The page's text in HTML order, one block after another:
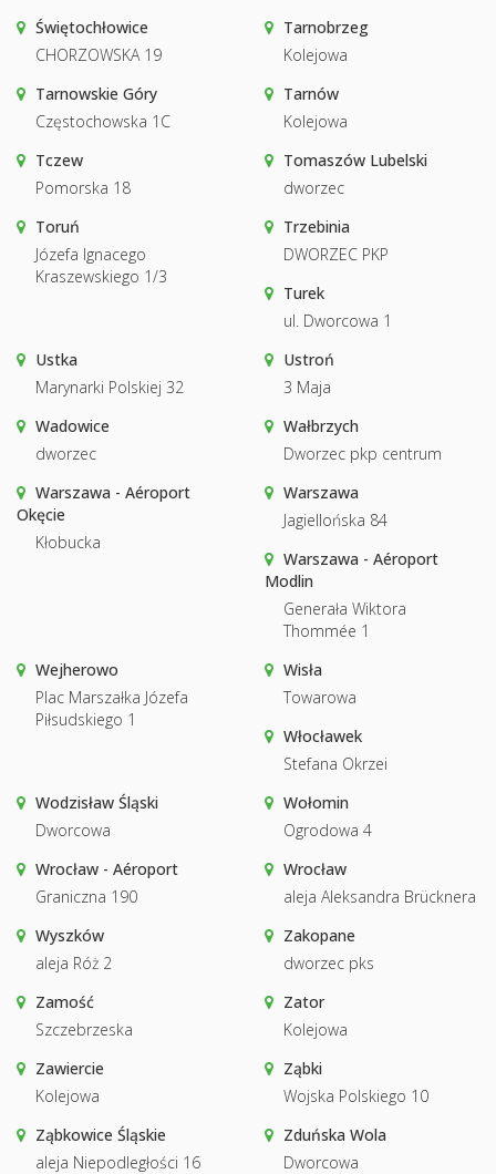
Świętochłowice
CHORZOWSKA 19
Tarnobrzeg
Kolejowa
Tarnowskie Góry
Częstochowska 1C
Tarnów
Kolejowa
Tczew
Pomorska 18
Tomaszów Lubelski
dworzec
Toruń
Józefa Ignacego
Kraszewskiego 1/3
Trzebinia
DWORZEC PKP
Turek
ul. Dworcowa 1
Ustka
Marynarki Polskiej 32
Ustroń
3 Maja
Wadowice
dworzec
Wałbrzych
Dworzec pkp centrum
Warszawa - Aéroport
Okęcie
Kłobucka
Warszawa
Jagiellońska 84
Warszawa - Aéroport
Modlin
Generała Wiktora
Thommée 1
Wejherowo
Plac Marszałka Józefa
Piłsudskiego 1
Wisła
Towarowa
Włocławek
Stefana Okrzei
Wodzisław Śląski
Dworcowa
Wołomin
Ogrodowa 4
Wrocław - Aéroport
Graniczna 190
Wrocław
aleja Aleksandra Brücknera
Wyszków
aleja Róż 2
Zakopane
dworzec pks
Zamość
Szczebrzeska
Zator
Kolejowa
Zawiercie
Kolejowa
Ząbki
Wojska Polskiego 10
Ząbkowice Śląskie
aleja Niepodległości 16
Zduńska Wola
Dworcowa